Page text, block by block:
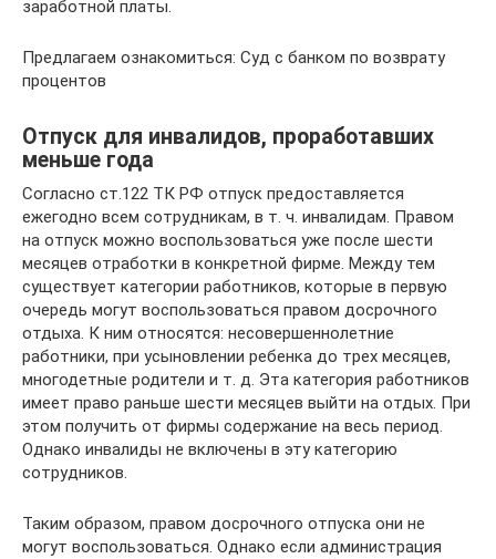
заработной платы.
Предлагаем ознакомиться: Суд с банком по возврату
процентов
Отпуск для инвалидов, проработавших
меньше года
Согласно ст.122 ТК РФ отпуск предоставляется
ежегодно всем сотрудникам, в т. ч. инвалидам. Правом
на отпуск можно воспользоваться уже после шести
месяцев отработки в конкретной фирме. Между тем
существует категории работников, которые в первую
очередь могут воспользоваться правом досрочного
отдыха. К ним относятся: несовершеннолетние
работники, при усыновлении ребенка до трех месяцев,
многодетные родители и т. д. Эта категория работников
имеет право раньше шести месяцев выйти на отдых. При
этом получить от фирмы содержание на весь период.
Однако инвалиды не включены в эту категорию
сотрудников.
Таким образом, правом досрочного отпуска они не
могут воспользоваться. Однако если администрация